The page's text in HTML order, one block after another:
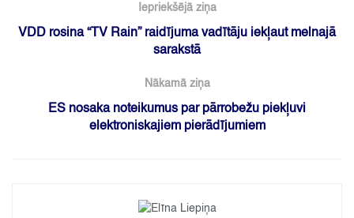
Iepriekšējā ziņa
VDD rosina “TV Rain” raidījuma vadītāju iekļaut melnajā
sarakstā
Nākamā ziņa
ES nosaka noteikumus par pārrobežu piekļuvi
elektroniskajiem pierādījumiem